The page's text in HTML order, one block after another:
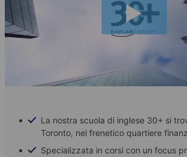
La nostra scuola di inglese 30+ si
Toronto, nel frenetico quartiere
Specializzata in corsi con un focus